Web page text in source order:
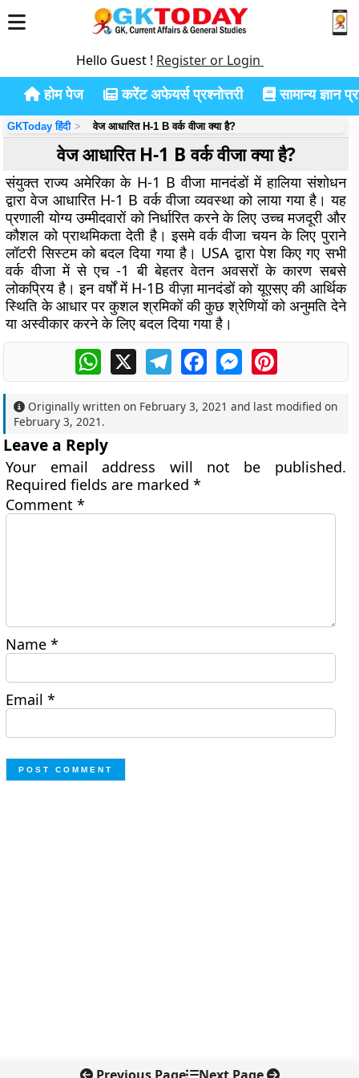
Hello Guest ! Register or Login
होम पेज करेंट अफेयर्स प्रश्नोत्तरी सामान्य ज्ञान
GKToday हिंदी वेज आधारित H-1 B वर्क वीजा क्या है?
वेज आधारित H-1 B वर्क वीजा क्या है?
संयुक्त राज्य अमेरिका के H-1 B वीजा मानदंडों में हालिया संशोधन
द्वारा वेज आधारित H-1 B वर्क वीजा व्यवस्था को लाया गया है। यह
प्रणाली योग्य उम्मीदवारों को निर्धारित करने के लिए उच्च मजदूरी और
कौशल को प्राथमिकता देती है। इसमे वर्क वीजा चयन के लिए पुराने
लॉटरी सिस्टम को बदल दिया गया है। USA द्वारा पेश किए गए सभी
वर्क वीजा में से एच -1 बी बेहतर वेतन अवसरों के कारण सबसे
लोकप्रिय है। इन वर्षों में H-1B वीज़ा मानदंडों को यूएसए की आर्थिक
स्थिति के आधार पर कुशल श्रमिकों की कुछ श्रेणियों को अनुमति देने
या अस्वीकार करने के लिए बदल दिया गया है।
WhatsApp
X TelegramFacebookMessengerPinterest
Originally written on February 3, 2021 and last modified on
February 3, 2021 .
Leave a Reply
Your email address will not be published.
Required fields are marked*
Comment*
Name*
Email*